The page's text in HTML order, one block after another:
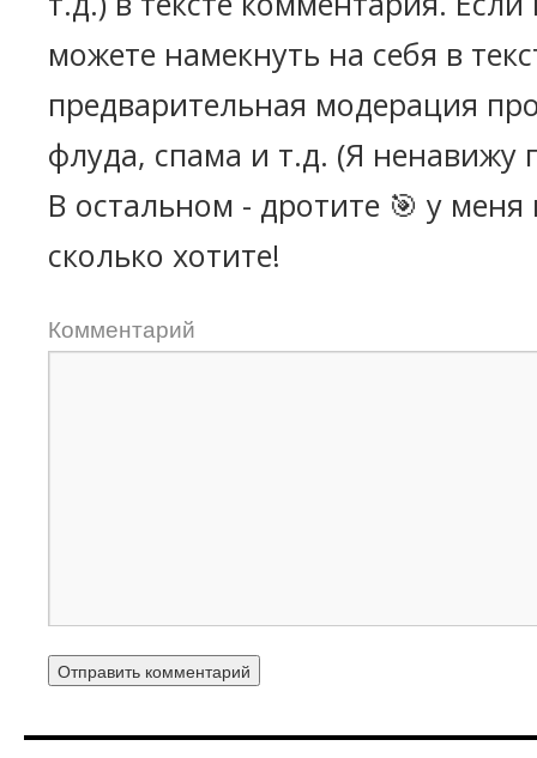
можете намекнуть на себя в
предварительная модерация
флуда, спама и т.д. (Я ненавижу
В остальном - дротите 🎯 у
сколько хотите!
Комментарий